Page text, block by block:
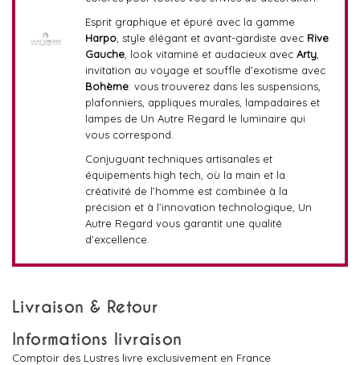
Esprit graphique et épuré avec la gamme
Harpo, style élégant et avant-gardiste avec Rive
Gauche, look vitaminé et audacieux avec Arty,
invitation au voyage et souffle d'exotisme avec
Bohème: vous trouverez dans les suspensions,
plafonniers, appliques murales, lampadaires et
lampes de Un Autre Regard le luminaire qui
vous correspond.
Conjuguant techniques artisanales et
équipements high tech, où la main et la
créativité de l’homme est combinée à la
précision et à l’innovation technologique, Un
Autre Regard vous garantit une qualité
d'excellence.
Livraison & Retour
Informations livraison
Comptoir des Lustres livre exclusivement en France